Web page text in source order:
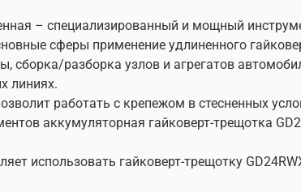
– специализированный и мощный
сферы применение удлиненного
сборка/разборка узлов и агрегатов
линиях.
работать с крепежом в стесненных
аккумуляторная гайковерт-трещотка
использовать гайковерт-трещотку